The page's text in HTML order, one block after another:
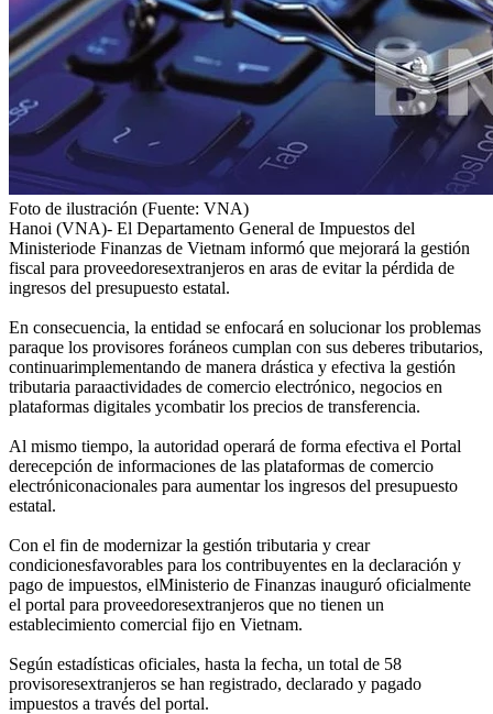
Foto de ilustración (Fuente: VNA)
Hanoi (VNA)- El Departamento General de Impuestos del
Ministeriode Finanzas de Vietnam informó que mejorará la gestión
fiscal para proveedoresextranjeros en aras de evitar la pérdida de
ingresos del presupuesto estatal.
En consecuencia, la entidad se enfocará en solucionar los problemas
paraque los provisores foráneos cumplan con sus deberes tributarios,
continuarimplementando de manera drástica y efectiva la gestión
tributaria paraactividades de comercio electrónico, negocios en
plataformas digitales ycombatir los precios de transferencia.
Al mismo tiempo, la autoridad operará de forma efectiva el Portal
derecepción de informaciones de las plataformas de comercio
electróniconacionales para aumentar los ingresos del presupuesto
estatal.
Con el fin de modernizar la gestión tributaria y crear
condicionesfavorables para los contribuyentes en la declaración y
pago de impuestos, elMinisterio de Finanzas inauguró oficialmente
el portal para proveedoresextranjeros que no tienen un
establecimiento comercial fijo en Vietnam.
Según estadísticas oficiales, hasta la fecha, un total de 58
provisoresextranjeros se han registrado, declarado y pagado
impuestos a través del portal.